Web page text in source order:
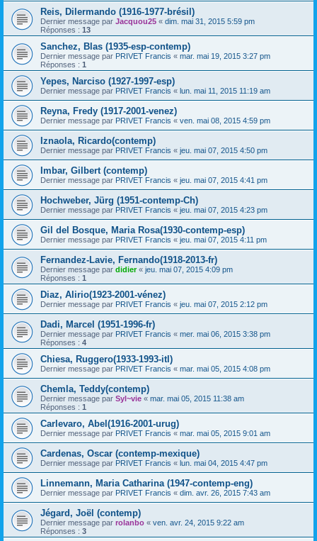
Reis, Dilermando (1916-1977-brésil)
Dernier message par Jacquou25 « dim. mai 31, 2015 5:59 pm
Réponses : 13
Sanchez, Blas (1935-esp-contemp)
Dernier message par PRIVET Francis « mar. mai 19, 2015 3:27 pm
Réponses : 1
Yepes, Narciso (1927-1997-esp)
Dernier message par PRIVET Francis « lun. mai 11, 2015 11:19 am
Reyna, Fredy (1917-2001-venez)
Dernier message par PRIVET Francis « ven. mai 08, 2015 4:59 pm
Iznaola, Ricardo(contemp)
Dernier message par PRIVET Francis « jeu. mai 07, 2015 4:50 pm
Imbar, Gilbert (contemp)
Dernier message par PRIVET Francis « jeu. mai 07, 2015 4:41 pm
Hochweber, Jürg (1951-contemp-Ch)
Dernier message par PRIVET Francis « jeu. mai 07, 2015 4:23 pm
Gil del Bosque, Maria Rosa(1930-contemp-esp)
Dernier message par PRIVET Francis « jeu. mai 07, 2015 4:11 pm
Fernandez-Lavie, Fernando(1918-2013-fr)
Dernier message par didier« jeu. mai 07, 2015 4:09 pm
Réponses : 1
Diaz, Alirio(1923-2001-vénez)
Dernier message par PRIVET Francis « jeu. mai 07, 2015 2:12 pm
Dadi, Marcel (1951-1996-fr)
Dernier message par PRIVET Francis « mer. mai 06, 2015 3:38 pm
Réponses : 4
Chiesa, Ruggero(1933-1993-itl)
Dernier message par PRIVET Francis « mar. mai 05, 2015 4:08 pm
Chemla, Teddy(contemp)
Dernier message par Syl~vie « mar. mai 05, 2015 11:38 am
Réponses : 1
Carlevaro, Abel(1916-2001-urug)
Dernier message par PRIVET Francis « mar. mai 05, 2015 9:01 am
Cardenas, Oscar (contemp-mexique)
Dernier message par PRIVET Francis « lun. mai 04, 2015 4:47 pm
Linnemann, Maria Catharina (1947-contemp-eng)
Dernier message par PRIVET Francis « dim. avr. 26, 2015 7:43 am
Jégard, Joël (contemp)
Dernier message par rolanbo « ven. avr. 24, 2015 9:22 am
Réponses : 3